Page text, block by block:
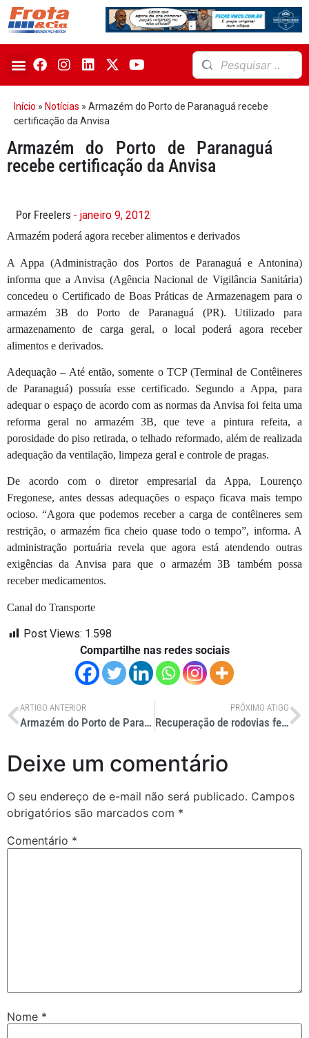
Início » Notícias » Armazém do Porto de Paranaguá recebe
certificação da Anvisa
Armazém do Porto de Paranaguá
recebe certificação da Anvisa
Por Freelers - janeiro 9, 2012
Armazém poderá agora receber alimentos e derivados
A Appa (Administração dos Portos de Paranaguá e Antonina)
informa que a Anvisa (Agência Nacional de Vigilância Sanitária)
concedeu o Certificado de Boas Práticas de Armazenagem para o
armazém 3B do Porto de Paranaguá (PR). Utilizado para
armazenamento de carga geral, o local poderá agora receber
alimentos e derivados.
Adequação – Até então, somente o TCP (Terminal de Contêineres
de Paranaguá) possuía esse certificado. Segundo a Appa, para
adequar o espaço de acordo com as normas da Anvisa foi feita uma
reforma geral no armazém 3B, que teve a pintura refeita, a
porosidade do piso retirada, o telhado reformado, além de realizada
adequação da ventilação, limpeza geral e controle de pragas.
De acordo com o diretor empresarial da Appa, Lourenço
Fregonese, antes dessas adequações o espaço ficava mais tempo
ocioso. “Agora que podemos receber a carga de contêineres sem
restrição, o armazém fica cheio quase todo o tempo”, informa. A
administração portuária revela que agora está atendendo outras
exigências da Anvisa para que o armazém 3B também possa
receber medicamentos.
Canal do Transporte
Post Views: 1.598
Compartilhe nas redes sociais
ARTIGO ANTERIOR
Armazém do Porto de Paranaguá recebe certificação da Anvisa
PRÓXIMO ATIGO
Recuperação de rodovias federais mineiras custará cerca de R$ 100 milhões, diz ministro
Deixe um comentário
O seu endereço de e-mail não será publicado. Campos
obrigatórios são marcados com *
Comentário *
Nome *